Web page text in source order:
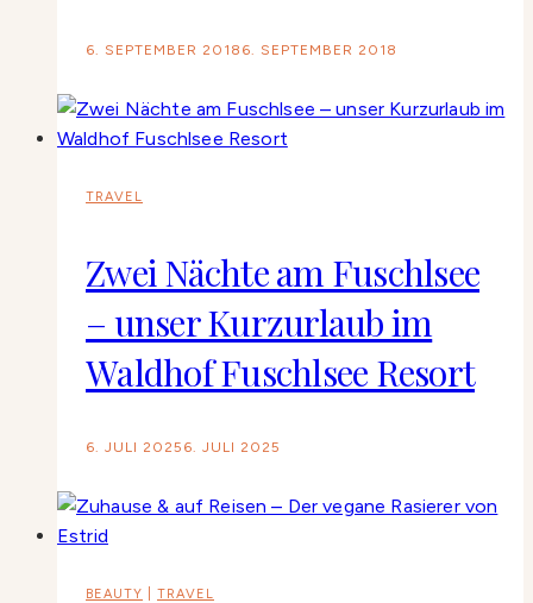
6. SEPTEMBER 2018 6. SEPTEMBER 2018
TRAVEL
Zwei Nächte am Fuschlsee
– unser Kurzurlaub im
Waldhof Fuschlsee Resort
6. JULI 2025 6. JULI 2025
BEAUTY TRAVEL